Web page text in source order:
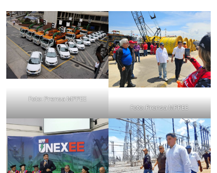
Foto: Prensa MPPEE
Foto: Prensa MPPEE